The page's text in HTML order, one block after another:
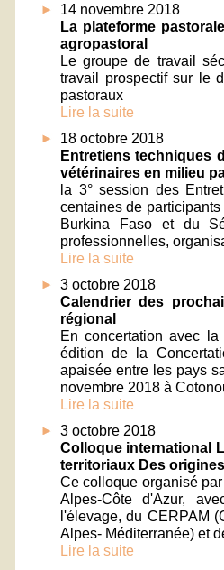
14 novembre 2018
La plateforme
agropastoral
Le groupe de travail
travail prospectif sur le
pastoraux
Lire la suite
18 octobre 2018
Entretiens techniques
vétérinaires en milieu
la 3° session des
centaines de
Burkina Faso et du
professionnelles,
Lire la suite
3 octobre 2018
Calendrier des
régional
En concertation avec
édition de la
apaisée entre les pays
novembre 2018 à
Lire la suite
3 octobre 2018
Colloque international
territoriaux Des
Ce colloque organisé
Alpes-Côte d'Azur,
l'élevage, du CERPAM
Alpes- Méditerranée) et
Lire la suite